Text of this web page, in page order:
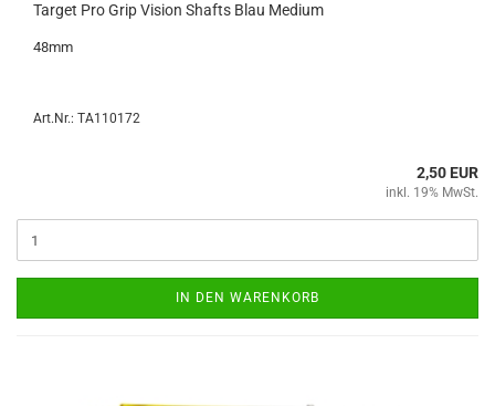
Tar­get Pro Grip Vi­si­on Shafts Blau Me­di­um
48mm
Art.Nr.: TA110172
2,50 EUR
inkl. 19% MwSt.
IN DEN WARENKORB